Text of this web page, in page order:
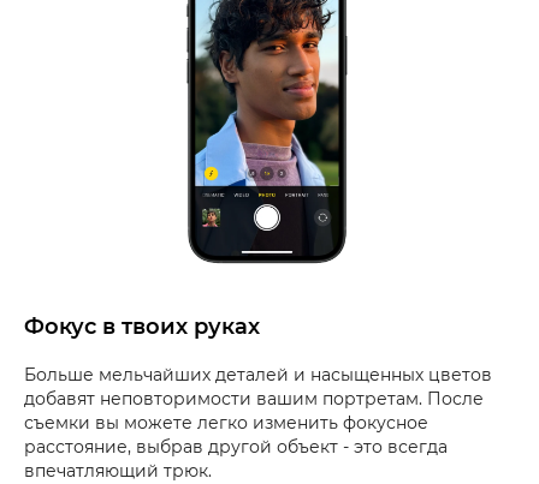
Фокус в твоих руках
Больше мельчайших деталей и насыщенных цветов
добавят неповторимости вашим портретам. После
съемки вы можете легко изменить фокусное
расстояние, выбрав другой объект - это всегда
впечатляющий трюк.